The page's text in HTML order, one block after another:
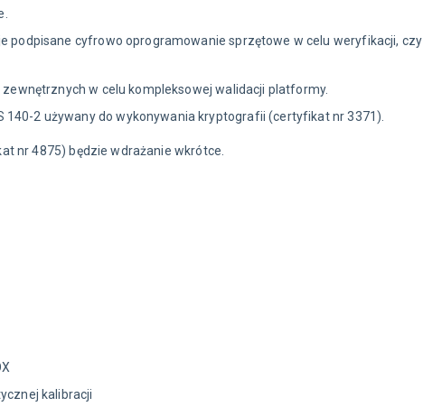
podpisane cyfrowo oprogramowanie sprzętowe w celu weryfikacji, czy
w celu kompleksowej walidacji platformy.
2 używany do wykonywania kryptografii (certyfikat nr 3371).
nr 4875) będzie wdrażanie wkrótce.
kalibracji